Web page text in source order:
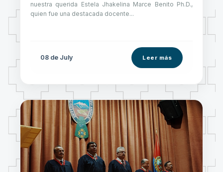
nuestra querida Estela Jhakelina Marce Benito Ph.D.,
quien fue una destacada docente...
08 de July Leer más